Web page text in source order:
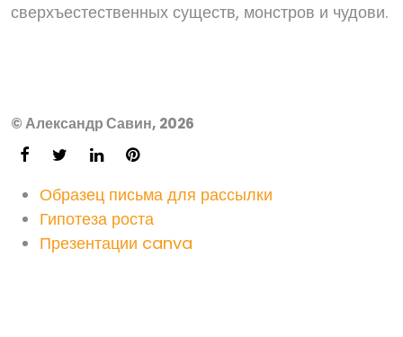
сверхъестественных существ, монстров и чудови.
© Александр Савин, 2026
Образец письма для рассылки
Гипотеза роста
Презентации canva